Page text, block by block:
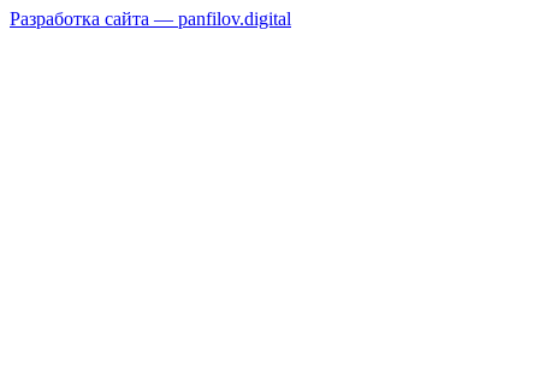
Разработка сайта — panfilov.digital